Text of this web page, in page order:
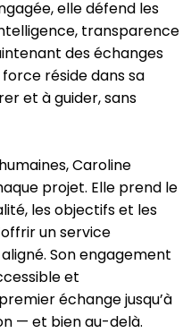
elle défend les
transparence
des échanges
réside dans sa
et à guider, sans
Caroline
projet. Elle prend le
les objectifs et les
un service
Son engagement
et
échange jusqu’à
— et bien au-delà.